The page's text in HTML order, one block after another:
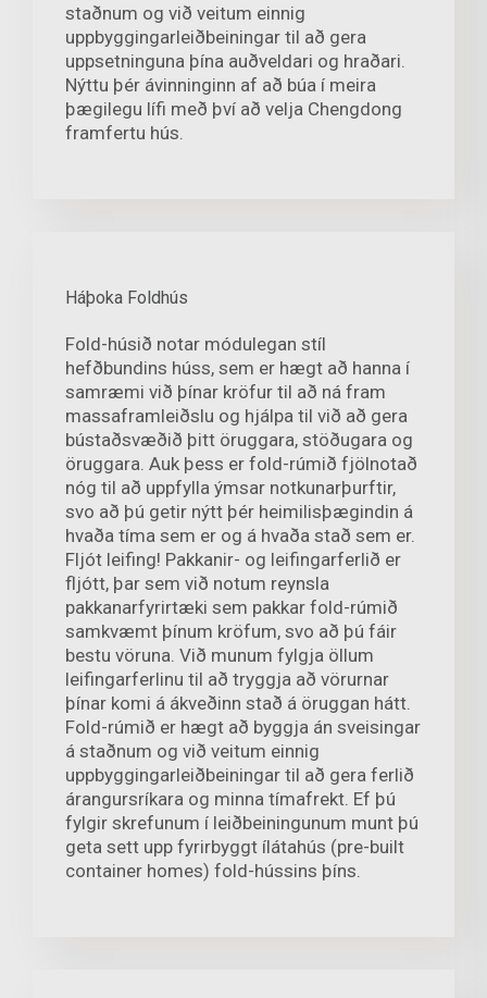
staðnum og við veitum einnig
uppbyggingarleiðbeiningar til að gera
uppsetninguna þína auðveldari og hraðari.
Nýttu þér ávinninginn af að búa í meira
þægilegu lífi með því að velja Chengdong
framfertu hús.
Háþoka Foldhús
Fold-húsið notar módulegan stíl
hefðbundins húss, sem er hægt að hanna í
samræmi við þínar kröfur til að ná fram
massaframleiðslu og hjálpa til við að gera
bústaðsvæðið þitt öruggara, stöðugara og
öruggara. Auk þess er fold-rúmið fjölnotað
nóg til að uppfylla ýmsar notkunarþurftir,
svo að þú getir nýtt þér heimilisþægindin á
hvaða tíma sem er og á hvaða stað sem er.
Fljót leifing! Pakkanir- og leifingarferlið er
fljótt, þar sem við notum reynsla
pakkanarfyrirtæki sem pakkar fold-rúmið
samkvæmt þínum kröfum, svo að þú fáir
bestu vöruna. Við munum fylgja öllum
leifingarferlinu til að tryggja að vörurnar
þínar komi á ákveðinn stað á öruggan hátt.
Fold-rúmið er hægt að byggja án sveisingar
á staðnum og við veitum einnig
uppbyggingarleiðbeiningar til að gera ferlið
árangursríkara og minna tímafrekt. Ef þú
fylgir skrefunum í leiðbeiningunum munt þú
geta sett upp fyrirbyggt ílátahús (pre-built
container homes) fold-hússins þíns.